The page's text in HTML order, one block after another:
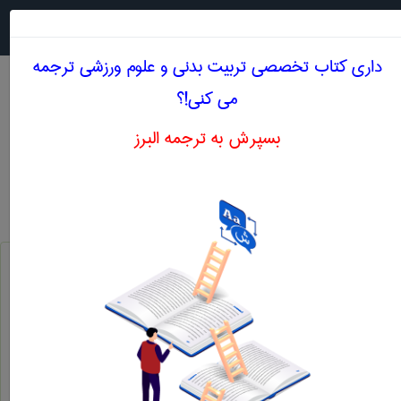
تربيت بدنی و علوم ورزشی
failure
داری کتاب تخصصی تربيت بدنی و علوم ورزشی ترجمه
می کنی!؟
بسپرش به ترجمه البرز